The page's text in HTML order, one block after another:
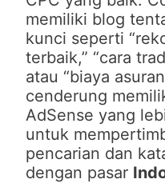
memiliki blog
kunci seperti
terbaik,” “cara
atau “biaya
cenderung
AdSense yang
untuk
pencarian dan
dengan pasar